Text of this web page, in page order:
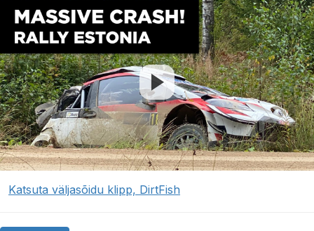
Katsuta väljasõidu klipp, DirtFish